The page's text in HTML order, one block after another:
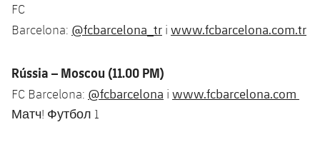
FC
Barcelona: @fcbarcelona_tr i www.fcbarcelona.com.tr
Rússia – Moscou (11.00 PM)
FC Barcelona: @fcbarcelona i www.fcbarcelona.com
Матч! Футбол 1